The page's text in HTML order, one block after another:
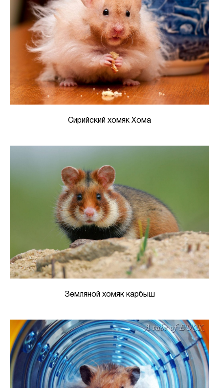
Сирийский хомяк Хома
Земляной хомяк карбыш